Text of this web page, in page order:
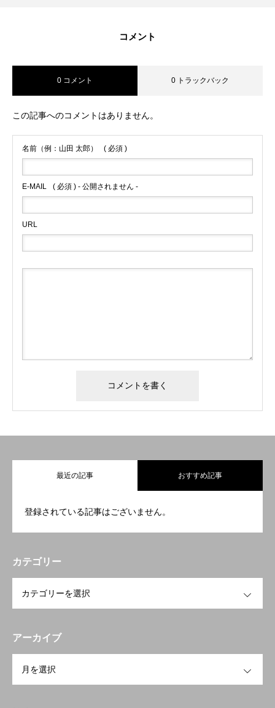
お問合せ
コメント
0 コメント 0 トラックバック
この記事へのコメントはありません。
名前（例：山田 太郎） ( 必須 )
E-MAIL ( 必須 ) - 公開されません -
URL
最近の記事 おすすめ記事
登録されている記事はございません。
カテゴリー
アーカイブ